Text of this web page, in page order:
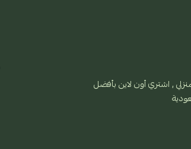
, اشتري أون لاين بأفضل